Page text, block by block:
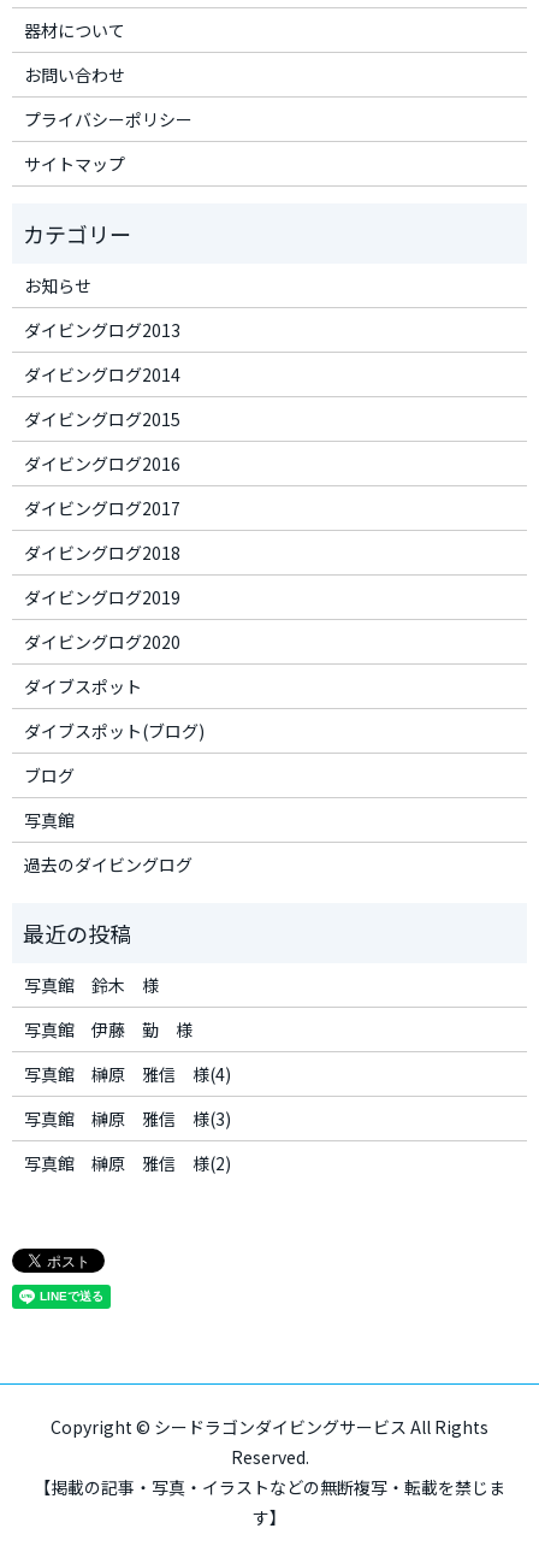
器材について
お問い合わせ
プライバシーポリシー
サイトマップ
お知らせ
ダイビングログ2013
ダイビングログ2014
ダイビングログ2015
ダイビングログ2016
ダイビングログ2017
ダイビングログ2018
ダイビングログ2019
ダイビングログ2020
ダイブスポット
ダイブスポット(ブログ)
ブログ
写真館
過去のダイビングログ
写真館 鈴木 様
写真館 伊藤 勤 様
写真館 榊原 雅信 様(4)
写真館 榊原 雅信 様(3)
写真館 榊原 雅信 様(2)
Copyright © シードラゴンダイビングサービス All Rights
Reserved.
【掲載の記事・写真・イラストなどの無断複写・転載を禁じま
す】